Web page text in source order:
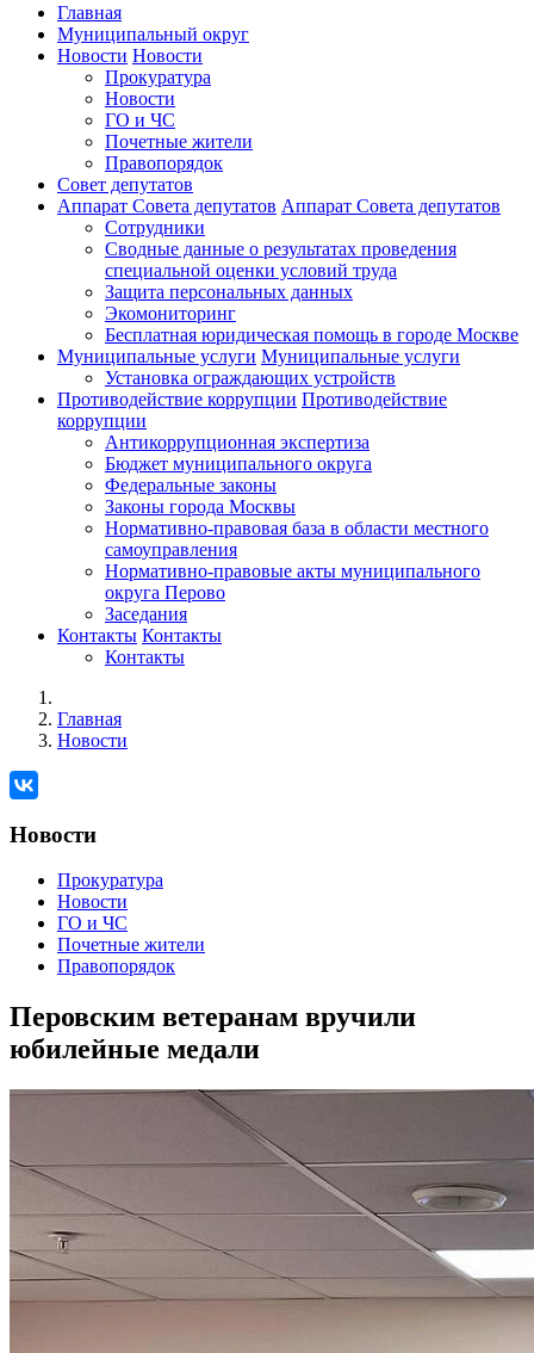
Главная
Муниципальный округ
Новости Новости
Прокуратура
Новости
ГО и ЧС
Почетные жители
Правопорядок
Совет депутатов
Аппарат Совета депутатов Аппарат Совета депутатов
Сотрудники
Сводные данные о результатах проведения
специальной оценки условий труда
Защита персональных данных
Экомониторинг
Бесплатная юридическая помощь в городе Москве
Муниципальные услуги Муниципальные услуги
Установка ограждающих устройств
Противодействие коррупции Противодействие
коррупции
Антикоррупционная экспертиза
Бюджет муниципального округа
Федеральные законы
Законы города Москвы
Нормативно-правовая база в области местного
самоуправления
Нормативно-правовые акты муниципального
округа Перово
Заседания
Контакты Контакты
Контакты
Главная
Новости
Новости
Прокуратура
Новости
ГО и ЧС
Почетные жители
Правопорядок
Перовским ветеранам вручили
юбилейные медали